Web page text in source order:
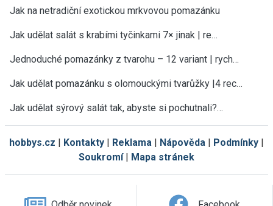
Jak na netradiční exotickou mrkvovou pomazánku
Jak udělat salát s krabími tyčinkami 7× jinak | re…
Jednoduché pomazánky z tvarohu – 12 variant | rych…
Jak udělat pomazánku s olomouckými tvarůžky |4 rec…
Jak udělat sýrový salát tak, abyste si pochutnali?…
hobbys.cz | Kontakty | Reklama | Nápověda | Podmínky |
Soukromí| Mapa stránek